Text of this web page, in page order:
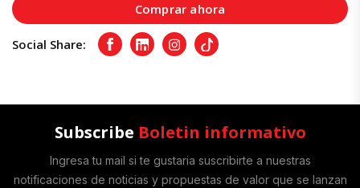
Comprar ahora
Social Share: FacebookLinkedInInstagramTiktok
Subscribe Boletin informativo
Ingresa tu mail si te gustaria suscribirte a nuestras
notificaciones de noticias y propuestas de valor que se lanzan